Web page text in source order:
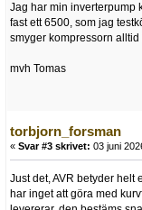
Jag har min inverterpump
fast ett 6500, som jag
smyger kompressorn
mvh Tomas
torbjorn_forsman
« Svar #3 skrivet: 03 juni
Just det, AVR betyder helt
har inget att göra med